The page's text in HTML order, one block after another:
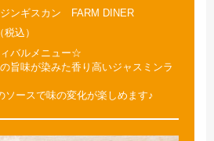
ンギスカン FARM DINER
込）
バルメニュー☆
旨味が染みた香り高いジャスミンラ
ソースで味の変化が楽しめます♪